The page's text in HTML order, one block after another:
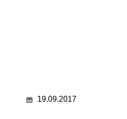
19.09.2017